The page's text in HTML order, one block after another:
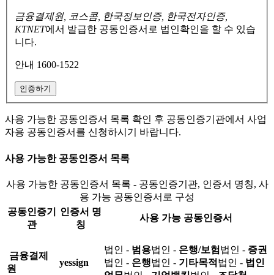
금융결제원, 코스콤, 한국정보인증, 한국전자인증,
KTNET에서 발급한 공동인증서로 법인확인을 할 수 있습
니다.
안내 1600-1522
인증하기
사용 가능한 공동인증서 목록 확인 후 공동인증기관에서 사업
자용 공동인증서를 신청하시기 바랍니다.
사용 가능한 공동인증서 목록
사용 가능한 공동인증서 목록 - 공동인증기관, 인증서 명칭, 사
용 가능 공동인증서로 구성
공동인증기
관
인증서 명
칭
사용 가능 공동인증서
금융결제
원
yessign
법인 - 범용법인 - 은행/보험 법인 - 증권
법인 - 은행법인 - 기타목적 법인 - 법인